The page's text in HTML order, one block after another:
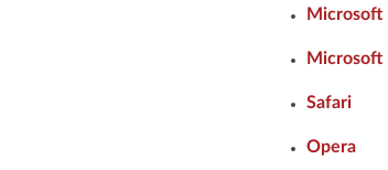
Microsoft
Microsoft
Safari
Opera